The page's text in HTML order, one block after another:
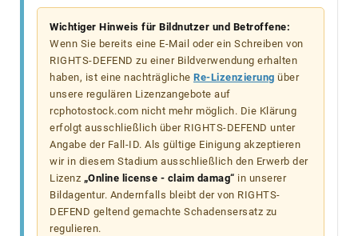
Wichtiger Hinweis für Bildnutzer und Betroffene:
Wenn Sie bereits eine E-Mail oder ein Schreiben von
RIGHTS-DEFEND zu einer Bildverwendung erhalten
haben, ist eine nachträgliche Re-Lizenzierung über
unsere regulären Lizenzangebote auf
rcphotostock.com nicht mehr möglich. Die Klärung
erfolgt ausschließlich über RIGHTS-DEFEND unter
Angabe der Fall-ID. Als gültige Einigung akzeptieren
wir in diesem Stadium ausschließlich den Erwerb der
Lizenz „Online license - claim damag“ in unserer
Bildagentur. Andernfalls bleibt der von RIGHTS-
DEFEND geltend gemachte Schadensersatz zu
regulieren.